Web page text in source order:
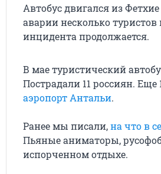
Автобус двигался из
аварии несколько
инцидента продолжается.
В мае туристический
Пострадали 11 россиян.
аэропорт Антальи.
Ранее мы писали,на что в
Пьяные аниматоры,
испорченном отдыхе.